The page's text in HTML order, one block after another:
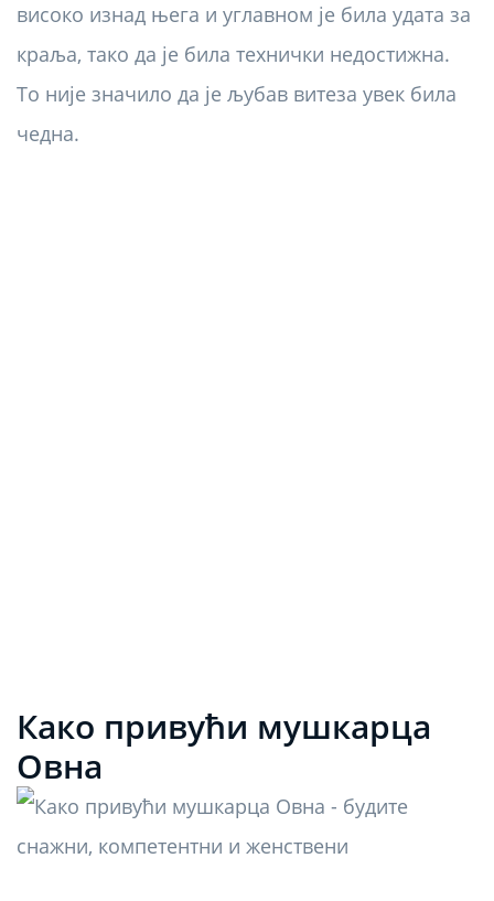
високо изнад њега и углавном је била удата за
краља, тако да је била технички недостижна.
То није значило да је љубав витеза увек била
чедна.
Како привући мушкарца
Овна